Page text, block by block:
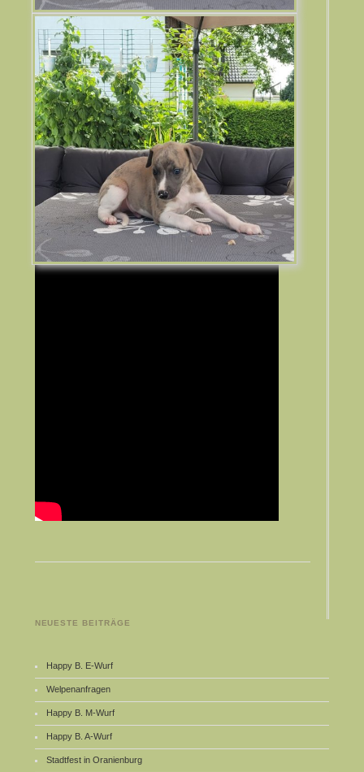
NEUESTE BEITRÄGE
Happy B. E-Wurf
Welpenanfragen
Happy B. M-Wurf
Happy B. A-Wurf
Stadtfest in Oranienburg